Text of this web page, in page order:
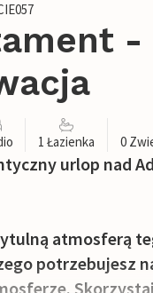
-
1 Łazienka 0
urlop nad
atmosferą
potrzebujesz